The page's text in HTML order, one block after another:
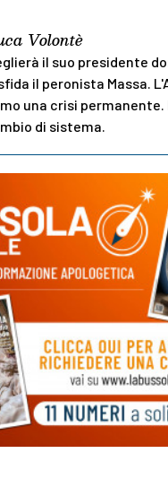
Volontè
il suo presidente
il peronista Massa.
una crisi
di sistema.